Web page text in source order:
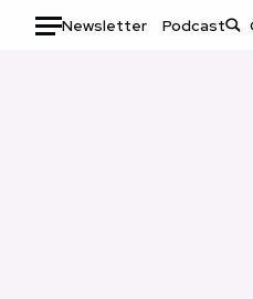
Newsletter Podcast